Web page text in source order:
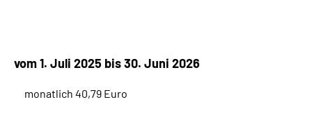
vom1. Juli 2025 bis 30. Juni 2026
monatlich 40,79 Euro